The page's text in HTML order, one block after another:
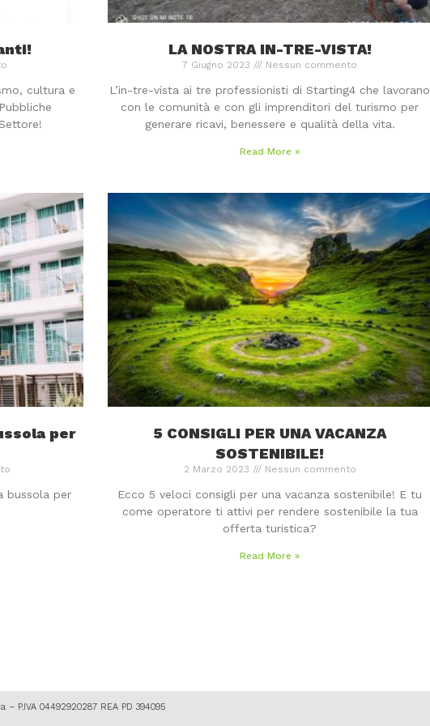
cultura e
LA NOSTRA IN-TRE-VISTA!
7 Giugno 2023 Nessun commento
L’in-tre-vista ai tre professionisti di Starting4 che lavorano
con le comunità e con gli imprenditori del turismo per
generare ricavi, benessere e qualità della vita.
Read More »
per
bussola per
5 CONSIGLI PER UNA VACANZA
SOSTENIBILE!
2 Marzo 2023 Nessun commento
Ecco 5 veloci consigli per una vacanza sostenibile! E tu
come operatore ti attivi per rendere sostenibile la tua
offerta turistica?
Read More »
– P.IVA 04492920287 REA PD 394095